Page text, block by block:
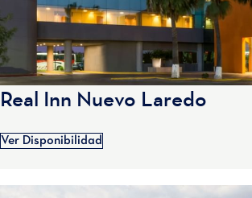
Real Inn Nuevo Laredo
Ver Disponibilidad